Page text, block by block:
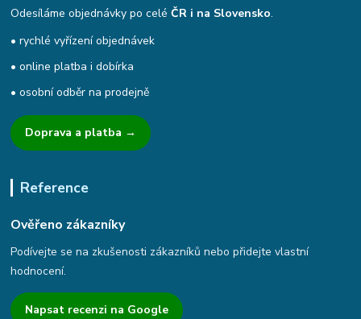
Odesíláme objednávky po celéČR i na Slovensko.
• rychlé vyřízení objednávek
• online platba i dobírka
• osobní odběr na prodejně
Doprava a platba →
Reference
Ověřeno zákazníky
Podívejte se na zkušenosti zákazníků nebo přidejte vlastní
hodnocení.
Napsat recenzi na Google